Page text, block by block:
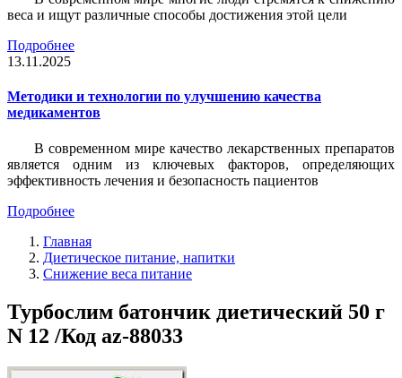
веса и ищут различные способы достижения этой цели
Подробнее
13.11.2025
Методики и технологии по улучшению качества
медикаментов
В современном мире качество лекарственных препаратов
является одним из ключевых факторов, определяющих
эффективность лечения и безопасность пациентов
Подробнее
Главная
Диетическое питание, напитки
Снижение веса питание
Турбослим батончик диетический 50 г
N 12 /Код az-88033